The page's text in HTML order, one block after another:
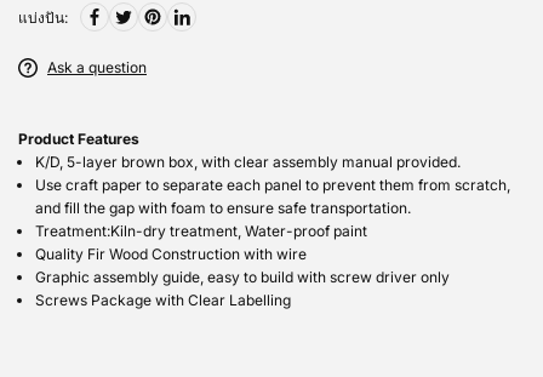
แบ่งปัน:
Ask a question
Product Features
K/D, 5-layer brown box, with clear assembly manual provided.
Use craft paper to separate each panel to prevent them from scratch,
and fill the gap with foam to ensure safe transportation.
Treatment:Kiln-dry treatment, Water-proof paint
Quality Fir Wood Construction with wire
Graphic assembly guide, easy to build with screw driver only
Screws Package with Clear Labelling